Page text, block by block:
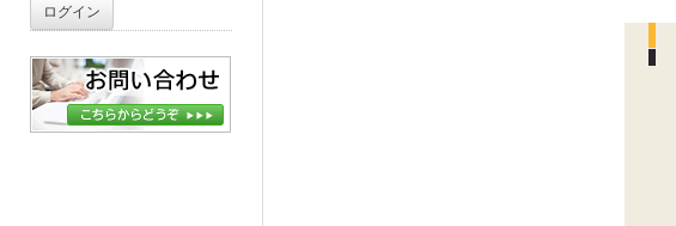
ド:
ログイン